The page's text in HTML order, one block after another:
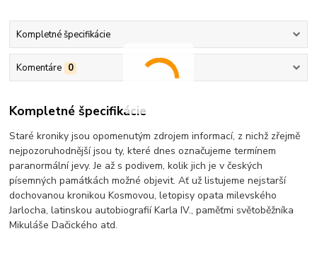
Kompletné špecifikácie
Komentáre 0
Kompletné špecifikácie
Staré kroniky jsou opomenutým zdrojem informací, z nichž zřejmě
nejpozoruhodnější jsou ty, které dnes označujeme termínem
paranormální jevy. Je až s podivem, kolik jich je v českých
písemných památkách možné objevit. Ať už listujeme nejstarší
dochovanou kronikou Kosmovou, letopisy opata milevského
Jarlocha, latinskou autobiografií Karla IV., paměťmi světoběžníka
Mikuláše Dačického atd.